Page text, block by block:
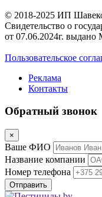
© 2018-2025 ИП
Свидетельство о
от 07.06.2024г.
Пользовательское
Реклама
Контакты
Обратный звонок
×
Ваше ФИО
Название компании
Номер телефона